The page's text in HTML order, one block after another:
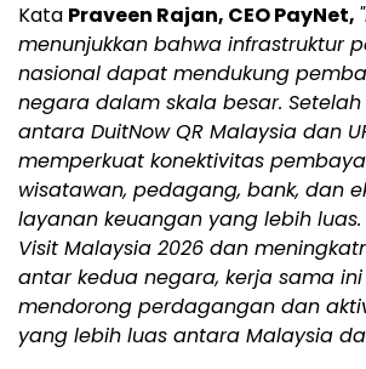
Kata Praveen Rajan, CEO PayNet,
menunjukkan bahwa infrastruktur
nasional dapat mendukung
negara dalam skala besar.
antara DuitNow QR Malaysia dan
memperkuat konektivitas
wisatawan, pedagang, bank, dan
layanan keuangan yang lebih
Visit Malaysia 2026 dan
antar kedua negara, kerja sama
mendorong perdagangan dan
yang lebih luas antara Malaysia